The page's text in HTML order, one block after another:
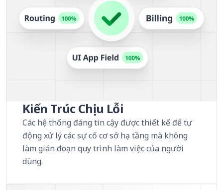
Kiến Trúc Chịu Lỗi
Các hệ thống đáng tin cậy được thiết kế để tự
động xử lý các sự cố cơ sở hạ tầng mà không
làm gián đoạn quy trình làm việc của người
dùng.